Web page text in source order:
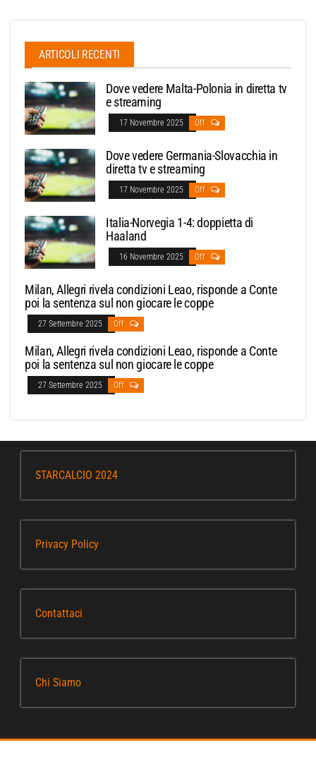
ARTICOLI RECENTI
Dove vedere Malta-Polonia in diretta tv
e streaming
17 Novembre 2025 Off
Dove vedere Germania-Slovacchia in
diretta tv e streaming
17 Novembre 2025 Off
Italia-Norvegia 1-4: doppietta di
Haaland
16 Novembre 2025 Off
Milan, Allegri rivela condizioni Leao, risponde a Conte
poi la sentenza sul non giocare le coppe
27 Settembre 2025 Off
Milan, Allegri rivela condizioni Leao, risponde a Conte
poi la sentenza sul non giocare le coppe
27 Settembre 2025 Off
STARCALCIO 2024
Privacy Policy
Contattaci
Chi Siamo